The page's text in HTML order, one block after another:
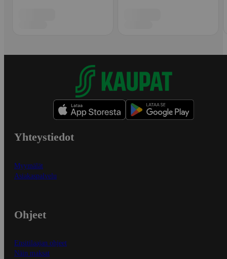
Yhteystiedot
Myymälät
Asiakaspalvelu
Ohjeet
Ensitilaajan ohjeet
Näin maksat